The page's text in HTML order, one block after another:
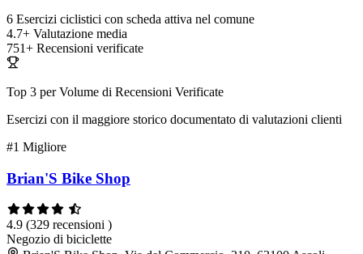
6 Esercizi ciclistici con scheda attiva nel comune
4.7+ Valutazione media
751+ Recensioni verificate
Top 3 per Volume di Recensioni Verificate
Esercizi con il maggiore storico documentato di valutazioni clienti
#1 Migliore
Brian'S Bike Shop
4.9 (329 recensioni )
Negozio di biciclette